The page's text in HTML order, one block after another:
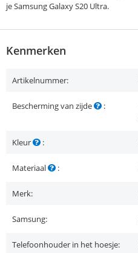
je Samsung Galaxy S20 Ultra.
Kenmerken
Artikelnummer:
Bescherming van zijde :
Kleur :
Materiaal :
Merk:
Samsung:
Telefoonhouder in het hoesje: